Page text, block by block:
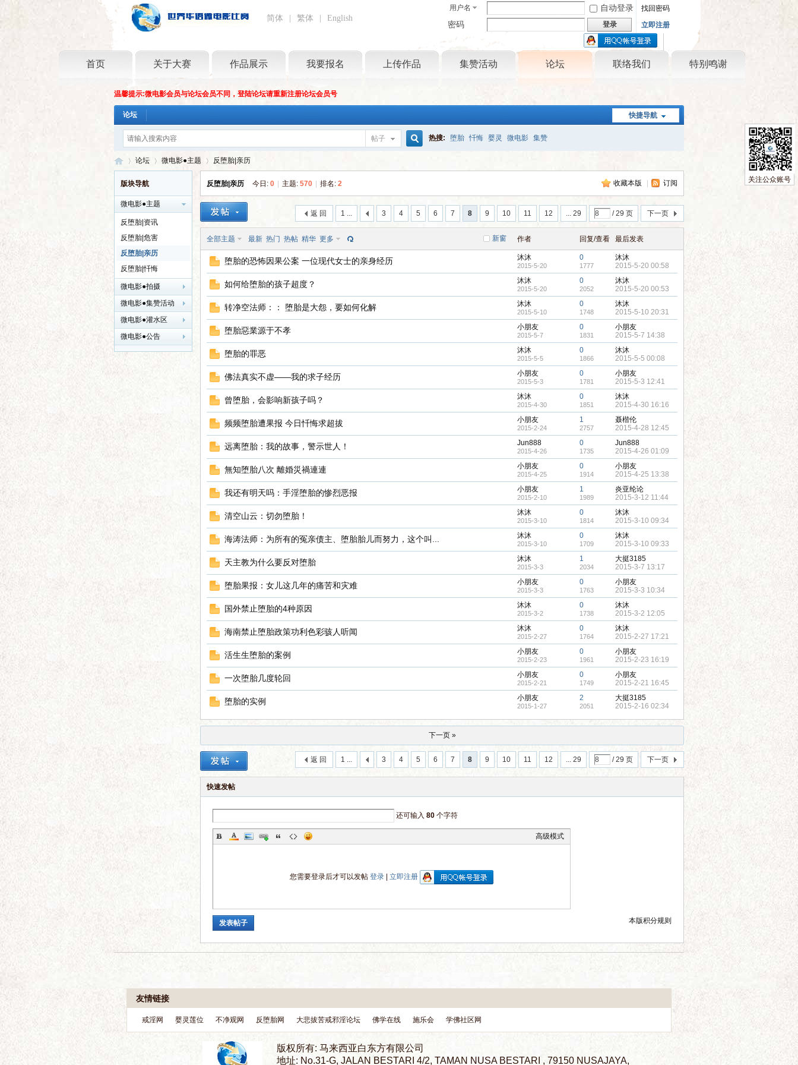
简体 繁体 English
用户名 自动登录 找回密码
密码 登录 立即注册
只需一步，快速开始
首页 关于大赛 作品展示 我要报名 上传作品 集赞活动 论坛 联络我们 特别鸣谢
温馨提示:微电影会员与论坛会员不同，登陆论坛请重新注册论坛会员号
快捷导航
论坛
帖子
索
热搜: 堕胎 忏悔 婴灵 微电影 集赞
世
界
»
论坛
›
微电影●主题 反堕胎|亲历
版块导航
微电影●主题
反堕胎|资讯
反堕胎|危害
反堕胎|亲历
反堕胎|忏悔
微电影●拍摄
微电影●集赞活动
微电影●灌水区
微电影●公告
收藏本版 订阅
反堕胎|亲历 今日: 0 主题: 570 排名: 2
1 ... 3 4 5 6 7 8 9 10 11 12 ... 29 / 29 页 下一页
返 回
新窗
全部主题 最新 热门 热帖 精华 更多 作者 回复/查看 最后发表
堕胎的恐怖因果公案 一位现代女士的亲身经历 沐沐
2015-5-20
0
1777
沐沐
2015-5-20 00:58
如何给堕胎的孩子超度？ 沐沐
2015-5-20
0
2052
沐沐
2015-5-20 00:53
转净空法师：： 堕胎是大怨，要如何化解 沐沐
2015-5-10
0
1748
沐沐
2015-5-10 20:31
堕胎惡業源于不孝 小朋友
2015-5-7
0
1831
小朋友
2015-5-7 14:38
堕胎的罪恶 沐沐
2015-5-5
0
1866
沐沐
2015-5-5 00:08
佛法真实不虚——我的求子经历 小朋友
2015-5-3
0
1781
小朋友
2015-5-3 12:41
曾堕胎，会影响新孩子吗？ 沐沐
2015-4-30
0
1851
沐沐
2015-4-30 16:16
频频堕胎遭果报 今日忏悔求超拔 小朋友
2015-2-24
1
2757
聂楷伦
2015-4-28 12:45
远离堕胎：我的故事，警示世人！ Jun888
2015-4-26
0
1735
Jun888
2015-4-26 01:09
無知堕胎八次 離婚災禍連連 小朋友
2015-4-25
0
1914
小朋友
2015-4-25 13:38
我还有明天吗：手淫堕胎的惨烈恶报 小朋友
2015-2-10
1
1989
炎亚纶论
2015-3-12 11:44
清空山云：切勿堕胎！ 沐沐
2015-3-10
0
1814
沐沐
2015-3-10 09:34
海涛法师：为所有的冤亲债主、堕胎胎儿而努力，这个叫... 沐沐
2015-3-10
0
1709
沐沐
2015-3-10 09:33
天主教为什么要反对堕胎 沐沐
2015-3-3
1
2034
大挺3185
2015-3-7 13:17
堕胎果报：女儿这几年的痛苦和灾难 小朋友
2015-3-3
0
1763
小朋友
2015-3-3 10:34
国外禁止堕胎的4种原因 沐沐
2015-3-2
0
1738
沐沐
2015-3-2 12:05
海南禁止堕胎政策功利色彩骇人听闻 沐沐
2015-2-27
0
1764
沐沐
2015-2-27 17:21
活生生堕胎的案例 小朋友
2015-2-23
0
1961
小朋友
2015-2-23 16:19
一次堕胎几度轮回 小朋友
2015-2-21
0
1749
小朋友
2015-2-21 16:45
堕胎的实例 小朋友
2015-1-27
2
2051
大挺3185
2015-2-16 02:34
下一页 »
1 ... 3 4 5 6 7 8 9 10 11 12 ... 29 / 29 页 下一页
返 回
快速发帖
还可输入 80 个字符
高级模式
您需要登录后才可以发帖 登录 立即注册
本版积分规则
发表帖子
关注公众账号